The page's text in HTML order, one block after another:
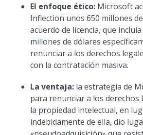
El enfoque ético: Microsoft
Inflection unos 650 millones
acuerdo de licencia, que
millones de dólares
renunciar a los derechos
con la contratación masiva.
La ventaja: la estrategia de
para renunciar a los derechos
la propiedad intelectual, en
indebidamente de ella, dio